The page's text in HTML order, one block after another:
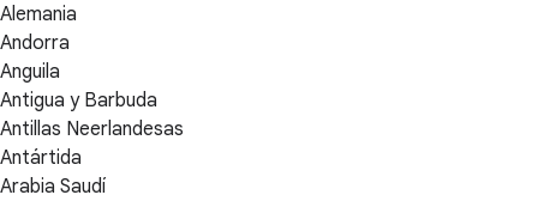
Alemania
Andorra
Anguila
Antigua y Barbuda
Antillas Neerlandesas
Antártida
Arabia Saudí